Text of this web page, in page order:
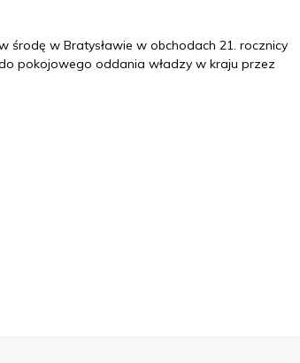
środę w Bratysławie w obchodach 21. rocznicy
pokojowego oddania władzy w kraju przez